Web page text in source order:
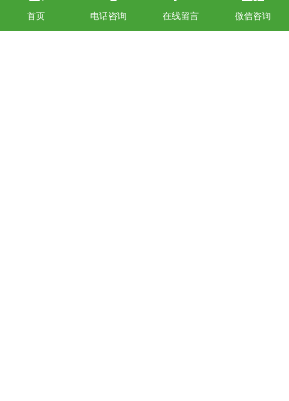
伸缩式喷头也称升降式喷头，伸缩式喷灌喷头
可在不通水时下沉，低于或者持平地面，当通
首页 电话咨询 在线留言 微信咨询